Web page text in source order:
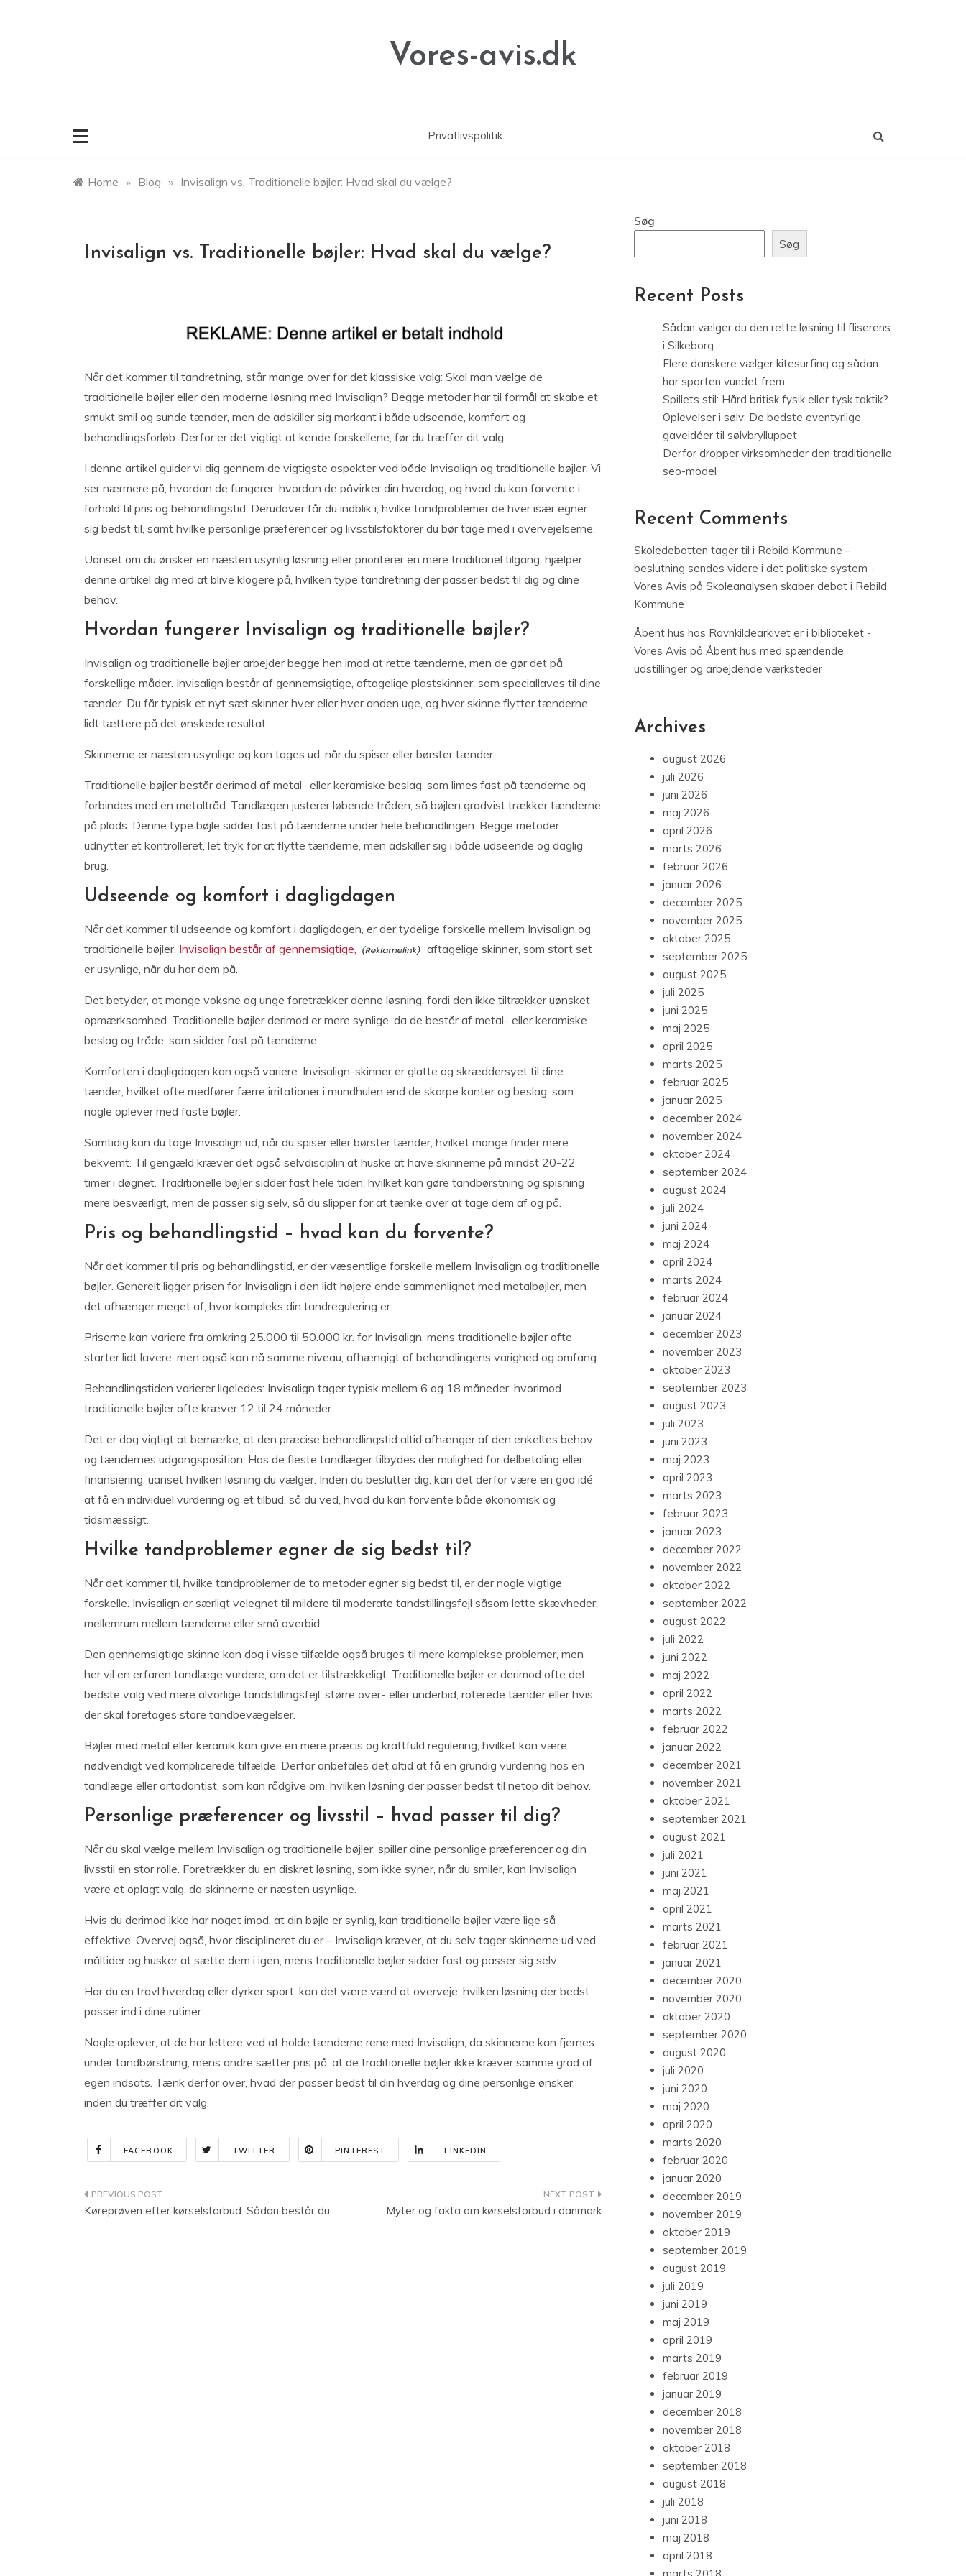
Vores-avis.dk
Privatlivspolitik
Home » Blog » Invisalign vs. Traditionelle bøjler: Hvad skal du vælge?
Invisalign vs. Traditionelle bøjler: Hvad skal du vælge?
Når det kommer til tandretning, står mange over for det klassiske valg: Skal man vælge de
traditionelle bøjler eller den moderne løsning med Invisalign? Begge metoder har til formål at skabe et
smukt smil og sunde tænder, men de adskiller sig markant i både udseende, komfort og
behandlingsforløb. Derfor er det vigtigt at kende forskellene, før du træffer dit valg.
I denne artikel guider vi dig gennem de vigtigste aspekter ved både Invisalign og traditionelle bøjler. Vi
ser nærmere på, hvordan de fungerer, hvordan de påvirker din hverdag, og hvad du kan forvente i
forhold til pris og behandlingstid. Derudover får du indblik i, hvilke tandproblemer de hver især egner
sig bedst til, samt hvilke personlige præferencer og livsstilsfaktorer du bør tage med i overvejelserne.
Uanset om du ønsker en næsten usynlig løsning eller prioriterer en mere traditionel tilgang, hjælper
denne artikel dig med at blive klogere på, hvilken type tandretning der passer bedst til dig og dine
behov.
Hvordan fungerer Invisalign og traditionelle bøjler?
Invisalign og traditionelle bøjler arbejder begge hen imod at rette tænderne, men de gør det på
forskellige måder. Invisalign består af gennemsigtige, aftagelige plastskinner, som speciallaves til dine
tænder. Du får typisk et nyt sæt skinner hver eller hver anden uge, og hver skinne flytter tænderne
lidt tættere på det ønskede resultat.
Skinnerne er næsten usynlige og kan tages ud, når du spiser eller børster tænder.
Traditionelle bøjler består derimod af metal- eller keramiske beslag, som limes fast på tænderne og
forbindes med en metaltråd. Tandlægen justerer løbende tråden, så bøjlen gradvist trækker tænderne
på plads. Denne type bøjle sidder fast på tænderne under hele behandlingen. Begge metoder
udnytter et kontrolleret, let tryk for at flytte tænderne, men adskiller sig i både udseende og daglig
brug.
Udseende og komfort i dagligdagen
Når det kommer til udseende og komfort i dagligdagen, er der tydelige forskelle mellem Invisalign og
traditionelle bøjler. Invisalign består af gennemsigtige,
aftagelige skinner, som stort set
er usynlige, når du har dem på.
Det betyder, at mange voksne og unge foretrækker denne løsning, fordi den ikke tiltrækker uønsket
opmærksomhed. Traditionelle bøjler derimod er mere synlige, da de består af metal- eller keramiske
beslag og tråde, som sidder fast på tænderne.
Komforten i dagligdagen kan også variere. Invisalign-skinner er glatte og skræddersyet til dine
tænder, hvilket ofte medfører færre irritationer i mundhulen end de skarpe kanter og beslag, som
nogle oplever med faste bøjler.
Samtidig kan du tage Invisalign ud, når du spiser eller børster tænder, hvilket mange finder mere
bekvemt. Til gengæld kræver det også selvdisciplin at huske at have skinnerne på mindst 20-22
timer i døgnet. Traditionelle bøjler sidder fast hele tiden, hvilket kan gøre tandbørstning og spisning
mere besværligt, men de passer sig selv, så du slipper for at tænke over at tage dem af og på.
Pris og behandlingstid – hvad kan du forvente?
Når det kommer til pris og behandlingstid, er der væsentlige forskelle mellem Invisalign og traditionelle
bøjler. Generelt ligger prisen for Invisalign i den lidt højere ende sammenlignet med metalbøjler, men
det afhænger meget af, hvor kompleks din tandregulering er.
Priserne kan variere fra omkring 25.000 til 50.000 kr. for Invisalign, mens traditionelle bøjler ofte
starter lidt lavere, men også kan nå samme niveau, afhængigt af behandlingens varighed og omfang.
Behandlingstiden varierer ligeledes: Invisalign tager typisk mellem 6 og 18 måneder, hvorimod
traditionelle bøjler ofte kræver 12 til 24 måneder.
Det er dog vigtigt at bemærke, at den præcise behandlingstid altid afhænger af den enkeltes behov
og tændernes udgangsposition. Hos de fleste tandlæger tilbydes der mulighed for delbetaling eller
finansiering, uanset hvilken løsning du vælger. Inden du beslutter dig, kan det derfor være en god idé
at få en individuel vurdering og et tilbud, så du ved, hvad du kan forvente både økonomisk og
tidsmæssigt.
Hvilke tandproblemer egner de sig bedst til?
Når det kommer til, hvilke tandproblemer de to metoder egner sig bedst til, er der nogle vigtige
forskelle. Invisalign er særligt velegnet til mildere til moderate tandstillingsfejl såsom lette skævheder,
mellemrum mellem tænderne eller små overbid.
Den gennemsigtige skinne kan dog i visse tilfælde også bruges til mere komplekse problemer, men
her vil en erfaren tandlæge vurdere, om det er tilstrækkeligt. Traditionelle bøjler er derimod ofte det
bedste valg ved mere alvorlige tandstillingsfejl, større over- eller underbid, roterede tænder eller hvis
der skal foretages store tandbevægelser.
Bøjler med metal eller keramik kan give en mere præcis og kraftfuld regulering, hvilket kan være
nødvendigt ved komplicerede tilfælde. Derfor anbefales det altid at få en grundig vurdering hos en
tandlæge eller ortodontist, som kan rådgive om, hvilken løsning der passer bedst til netop dit behov.
Personlige præferencer og livsstil – hvad passer til dig?
Når du skal vælge mellem Invisalign og traditionelle bøjler, spiller dine personlige præferencer og din
livsstil en stor rolle. Foretrækker du en diskret løsning, som ikke syner, når du smiler, kan Invisalign
være et oplagt valg, da skinnerne er næsten usynlige.
Hvis du derimod ikke har noget imod, at din bøjle er synlig, kan traditionelle bøjler være lige så
effektive. Overvej også, hvor disciplineret du er – Invisalign kræver, at du selv tager skinnerne ud ved
måltider og husker at sætte dem i igen, mens traditionelle bøjler sidder fast og passer sig selv.
Har du en travl hverdag eller dyrker sport, kan det være værd at overveje, hvilken løsning der bedst
passer ind i dine rutiner.
Nogle oplever, at de har lettere ved at holde tænderne rene med Invisalign, da skinnerne kan fjernes
under tandbørstning, mens andre sætter pris på, at de traditionelle bøjler ikke kræver samme grad af
egen indsats. Tænk derfor over, hvad der passer bedst til din hverdag og dine personlige ønsker,
inden du træffer dit valg.
FACEBOOK TWITTER PINTEREST LINKEDIN
Indlægsnavigation
Køreprøven efter kørselsforbud: Sådan består du Myter og fakta om kørselsforbud i danmark
Søg
Søg
Recent Posts
Sådan vælger du den rette løsning til fliserens
i Silkeborg
Flere danskere vælger kitesurfing og sådan
har sporten vundet frem
Spillets stil: Hård britisk fysik eller tysk taktik?
Oplevelser i sølv: De bedste eventyrlige
gaveidéer til sølvbrylluppet
Derfor dropper virksomheder den traditionelle
seo-model
Recent Comments
Skoledebatten tager til i Rebild Kommune –
beslutning sendes videre i det politiske system -
Vores Avis på Skoleanalysen skaber debat i Rebild
Kommune
Åbent hus hos Ravnkildearkivet er i biblioteket -
Vores Avis på Åbent hus med spændende
udstillinger og arbejdende værksteder
Archives
august 2026
juli 2026
juni 2026
maj 2026
april 2026
marts 2026
februar 2026
januar 2026
december 2025
november 2025
oktober 2025
september 2025
august 2025
juli 2025
juni 2025
maj 2025
april 2025
marts 2025
februar 2025
januar 2025
december 2024
november 2024
oktober 2024
september 2024
august 2024
juli 2024
juni 2024
maj 2024
april 2024
marts 2024
februar 2024
januar 2024
december 2023
november 2023
oktober 2023
september 2023
august 2023
juli 2023
juni 2023
maj 2023
april 2023
marts 2023
februar 2023
januar 2023
december 2022
november 2022
oktober 2022
september 2022
august 2022
juli 2022
juni 2022
maj 2022
april 2022
marts 2022
februar 2022
januar 2022
december 2021
november 2021
oktober 2021
september 2021
august 2021
juli 2021
juni 2021
maj 2021
april 2021
marts 2021
februar 2021
januar 2021
december 2020
november 2020
oktober 2020
september 2020
august 2020
juli 2020
juni 2020
maj 2020
april 2020
marts 2020
februar 2020
januar 2020
december 2019
november 2019
oktober 2019
september 2019
august 2019
juli 2019
juni 2019
maj 2019
april 2019
marts 2019
februar 2019
januar 2019
december 2018
november 2018
oktober 2018
september 2018
august 2018
juli 2018
juni 2018
maj 2018
april 2018